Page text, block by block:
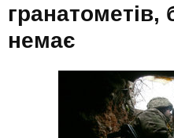
гранатометів,
немає